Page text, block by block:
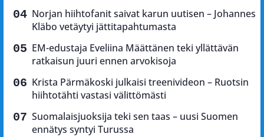
Norjan hiihtofanit saivat karun uutisen – Johannes
Kläbo vetäytyi jättitapahtumasta
EM-edustaja Eveliina Määttänen teki yllättävän
ratkaisun juuri ennen arvokisoja
Krista Pärmäkoski julkaisi treenivideon – Ruotsin
hiihtotähti vastasi välittömästi
Suomalaisjuoksija teki sen taas – uusi Suomen
ennätys syntyi Turussa